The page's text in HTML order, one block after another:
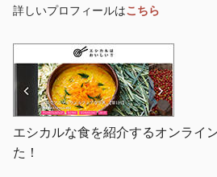
詳しいプロフィールはこちら
エシカルな食を紹介するオンライ
た！